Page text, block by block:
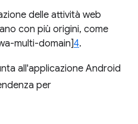
delle attività web
con più origini, come
multi-domain]4.
all'applicazione Android
per